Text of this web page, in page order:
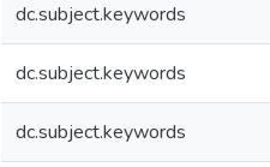
dc.subject.keywords
dc.subject.keywords
dc.subject.keywords